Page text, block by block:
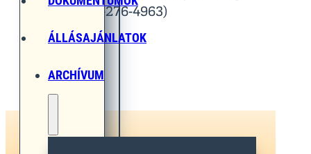
ÁLLÁSAJÁNLATOK
ARCHÍVUM
(Tel.: 06-30-276-4963)